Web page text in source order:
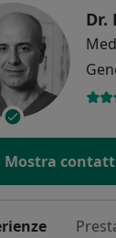
Dr.
Mostra